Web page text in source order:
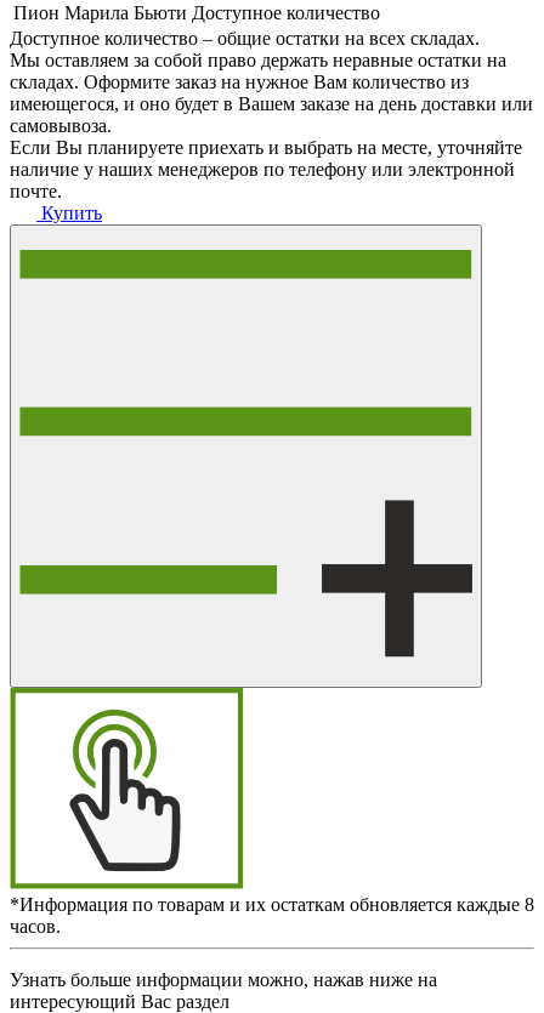
Пион Марила Бьюти Доступное количество
Доступное количество – общие остатки на всех складах.
Мы оставляем за собой право держать неравные остатки на
складах. Оформите заказ на нужное Вам количество из
имеющегося, и оно будет в Вашем заказе на день доставки или
самовывоза.
Если Вы планируете приехать и выбрать на месте, уточняйте
наличие у наших менеджеров по телефону или электронной
почте.
Купить
*Информация по товарам и их остаткам обновляется каждые 8
часов.
Узнать больше информации можно, нажав ниже на
интересующий Вас раздел